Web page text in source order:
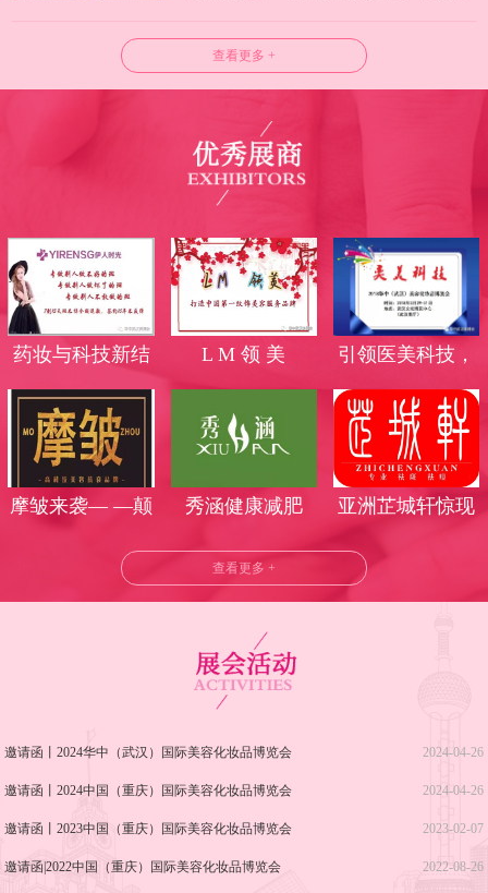
承担风险吗？许多人为了让皮肤更好看，使用各种
方法将皮肤上的痣去除，但是你知道吗，点痣也是
查看更多 +
药妆与科技新结
合，蜕变无斑美
丽时光
L M 领 美
引领医美科技，
高端光电品牌霸
气莅临武汉美博
会
摩皱来袭— —颠
秀涵健康减肥
亚洲芷城轩惊现
查看更多 +
2024-04-26
邀请函丨2024华中（武汉）国际美容化妆品博览会
2024-04-26
邀请函丨2024中国（重庆）国际美容化妆品博览会
2023-02-07
邀请函丨2023中国（重庆）国际美容化妆品博览会
2022-08-26
邀请函|2022中国（重庆）国际美容化妆品博览会